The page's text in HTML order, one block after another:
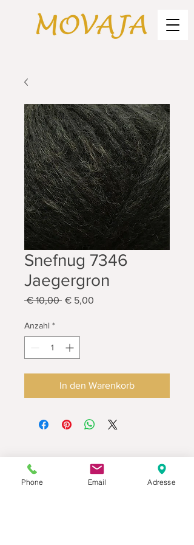
Snefnug 7346
Jaegergron
€ 10,00 Standardpreis
€ 5,00
Anzahl *
In den Warenkorb
Datenschutz
Phone Email Adresse